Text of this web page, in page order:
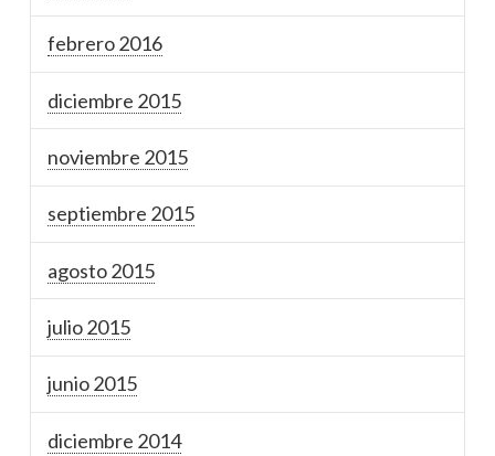
febrero 2016
diciembre 2015
noviembre 2015
septiembre 2015
agosto 2015
julio 2015
junio 2015
diciembre 2014